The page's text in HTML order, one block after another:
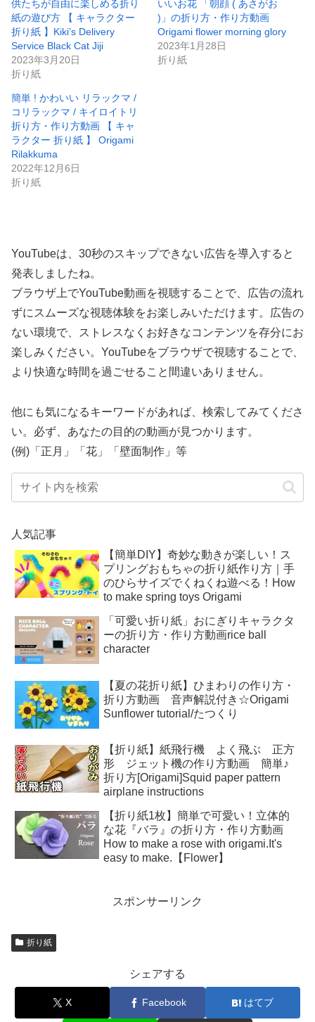
供たちが自由に楽しめる折り
紙の遊び方 【 キャラクター
折り紙 】Kiki’s Delivery
Service Black Cat Jiji
2023年3月20日
折り紙
いいお花 「朝顔 ( あさがお
)」の折り方・作り方動画
Origami flower morning glory
2023年1月28日
折り紙
簡単 ! かわいい リラックマ /
コリラックマ / キイロイトリ
折り方・作り方動画 【 キャ
ラクター 折り紙 】 Origami
Rilakkuma
2022年12月6日
折り紙
YouTubeは、30秒のスキップできない広告を導入すると
発表しましたね。
ブラウザ上でYouTube動画を視聴することで、広告の流れ
ずにスムーズな視聴体験をお楽しみいただけます。広告の
ない環境で、ストレスなくお好きなコンテンツを存分にお
楽しみください。YouTubeをブラウザで視聴することで、
より快適な時間を過ごせること間違いありません。
他にも気になるキーワードがあれば、検索してみてくださ
い。必ず、あなたの目的の動画が見つかります。
(例)「正月」「花」「壁面制作」等
人気記事
【簡単DIY】奇妙な動きが楽しい！ス
プリングおもちゃの折り紙作り方｜手
のひらサイズでくねくね遊べる！How
to make spring toys Origami
「可愛い折り紙」おにぎりキャラクタ
ーの折り方・作り方動画rice ball
character
【夏の花折り紙】ひまわりの作り方・
折り方動画 音声解説付き☆Origami
Sunflower tutorial/たつくり
【折り紙】紙飛行機 よく飛ぶ 正方
形 ジェット機の作り方動画 簡単♪
折り方[Origami]Squid paper pattern
airplane instructions
【折り紙1枚】簡単で可愛い！立体的
な花『バラ』の折り方・作り方動画
How to make a rose with origami.It's
easy to make.【Flower】
スポンサーリンク
折り紙
シェアする
X Facebook はてブ